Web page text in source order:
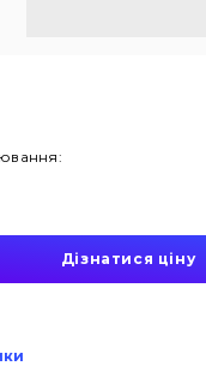
Дізнатися ціну